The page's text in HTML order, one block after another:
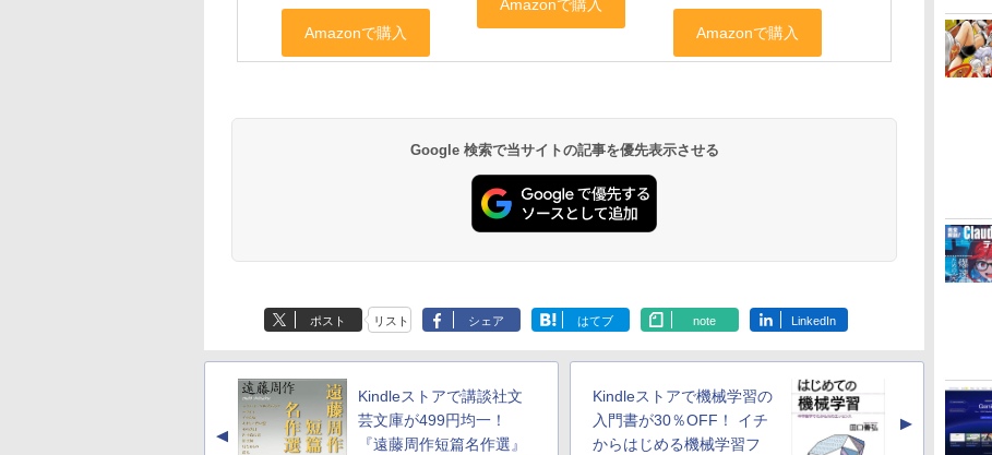
Google 検索で当サイトの記事を優先表示させる
ポスト リスト シェア はてブ note LinkedIn
▲
Kindleストアで講談社文
芸文庫が499円均一！
『遠藤周作短篇名作選』
Kindleストアで機械学習の
入門書が30％OFF！ イチ
からはじめる機械学習フ
▲